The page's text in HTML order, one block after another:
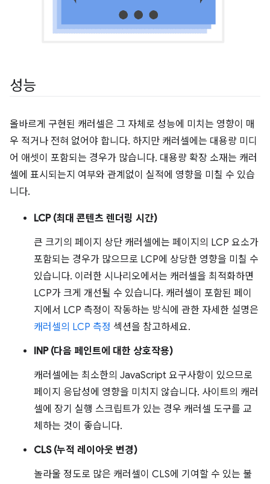
성능
올바르게 구현된 캐러셀은 그 자체로 성능에 미치는 영향이 매
우 적거나 전혀 없어야 합니다. 하지만 캐러셀에는 대용량 미디
어 애셋이 포함되는 경우가 많습니다. 대용량 확장 소재는 캐러
셀에 표시되는지 여부와 관계없이 실적에 영향을 미칠 수 있습
니다.
LCP (최대 콘텐츠 렌더링 시간)
큰 크기의 페이지 상단 캐러셀에는 페이지의 LCP 요소가
포함되는 경우가 많으므로 LCP에 상당한 영향을 미칠 수
있습니다. 이러한 시나리오에서는 캐러셀을 최적화하면
LCP가 크게 개선될 수 있습니다. 캐러셀이 포함된 페이
지에서 LCP 측정이 작동하는 방식에 관한 자세한 설명은
캐러셀의 LCP 측정 섹션을 참고하세요.
INP (다음 페인트에 대한 상호작용)
캐러셀에는 최소한의 JavaScript 요구사항이 있으므로
페이지 응답성에 영향을 미치지 않습니다. 사이트의 캐러
셀에 장기 실행 스크립트가 있는 경우 캐러셀 도구를 교
체하는 것이 좋습니다.
CLS (누적 레이아웃 변경)
놀라울 정도로 많은 캐러셀이 CLS에 기여할 수 있는 불